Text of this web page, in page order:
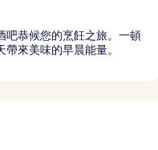
吧恭候您的烹飪之旅。一頓
來美味的早晨能量。